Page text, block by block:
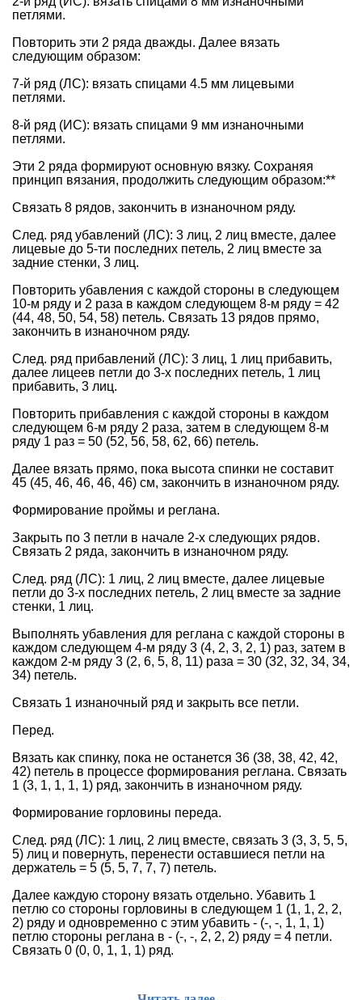
петлями.
Повторить эти 2 ряда дважды. Далее вязать
следующим образом:
7-й ряд (ЛС): вязать спицами 4.5 мм лицевыми
петлями.
8-й ряд (ИС): вязать спицами 9 мм изнаночными
петлями.
Эти 2 ряда формируют основную вязку. Сохраняя
принцип вязания, продолжить следующим образом:**
Связать 8 рядов, закончить в изнаночном ряду.
След. ряд убавлений (ЛС): 3 лиц, 2 лиц вместе, далее
лицевые до 5-ти последних петель, 2 лиц вместе за
задние стенки, 3 лиц.
Повторить убавления с каждой стороны в следующем
10-м ряду и 2 раза в каждом следующем 8-м ряду = 42
(44, 48, 50, 54, 58) петель. Связать 13 рядов прямо,
закончить в изнаночном ряду.
След. ряд прибавлений (ЛС): 3 лиц, 1 лиц прибавить,
далее лицеев петли до 3-х последних петель, 1 лиц
прибавить, 3 лиц.
Повторить прибавления с каждой стороны в каждом
следующем 6-м ряду 2 раза, затем в следующем 8-м
ряду 1 раз = 50 (52, 56, 58, 62, 66) петель.
Далее вязать прямо, пока высота спинки не составит
45 (45, 46, 46, 46, 46) см, закончить в изнаночном ряду.
Формирование проймы и реглана.
Закрыть по 3 петли в начале 2-х следующих рядов.
Связать 2 ряда, закончить в изнаночном ряду.
След. ряд (ЛС): 1 лиц, 2 лиц вместе, далее лицевые
петли до 3-х последних петель, 2 лиц вместе за задние
стенки, 1 лиц.
Выполнять убавления для реглана с каждой стороны в
каждом следующем 4-м ряду 3 (4, 2, 3, 2, 1) раз, затем в
каждом 2-м ряду 3 (2, 6, 5, 8, 11) раза = 30 (32, 32, 34, 34,
34) петель.
Связать 1 изнаночный ряд и закрыть все петли.
Перед.
Вязать как спинку, пока не останется 36 (38, 38, 42, 42,
42) петель в процессе формирования реглана. Связать
1 (3, 1, 1, 1, 1) ряд, закончить в изнаночном ряду.
Формирование горловины переда.
След. ряд (ЛС): 1 лиц, 2 лиц вместе, связать 3 (3, 3, 5, 5,
5) лиц и повернуть, перенести оставшиеся петли на
держатель = 5 (5, 5, 7, 7, 7) петель.
Далее каждую сторону вязать отдельно. Убавить 1
петлю со стороны горловины в следующем 1 (1, 1, 2, 2,
2) ряду и одновременно с этим убавить - (-, -, 1, 1, 1)
петлю стороны реглана в - (-, -, 2, 2, 2) ряду = 4 петли.
Связать 0 (0, 0, 1, 1, 1) ряд.